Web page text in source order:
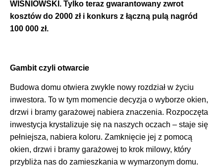
WIŚNIOWSKI. Tylko teraz gwarantowany zwrot
kosztów do 2000 zł i konkurs z łączną pulą nagród
100 000 zł.
Gambit czyli otwarcie
Budowa domu otwiera zwykle nowy rozdział w życiu
inwestora. To w tym momencie decyzja o wyborze okien,
drzwi i bramy garażowej nabiera znaczenia. Rozpoczęta
inwestycja krystalizuje się na naszych oczach – staje się
pełniejsza, nabiera koloru. Zamknięcie jej z pomocą
okien, drzwi i bramy garażowej to krok milowy, który
przybliża nas do zamieszkania w wymarzonym domu.